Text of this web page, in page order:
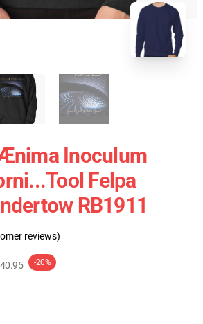
Inoculum
Felpa
RB1911
reviews)
-20%